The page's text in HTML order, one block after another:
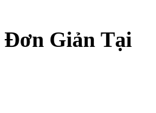
Đơn Giản Tại